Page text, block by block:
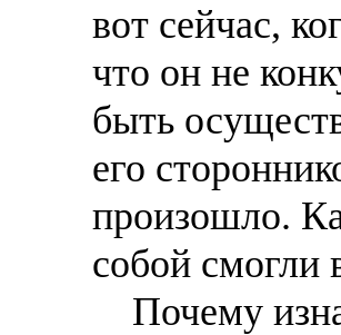
вот сейчас,
что он не
быть
его
произошло.
собой смогли
Почему